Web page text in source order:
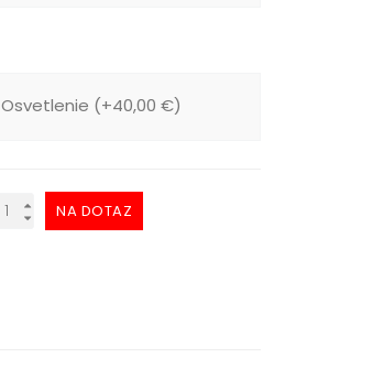
Osvetlenie (+40,00 €)
NA DOTAZ